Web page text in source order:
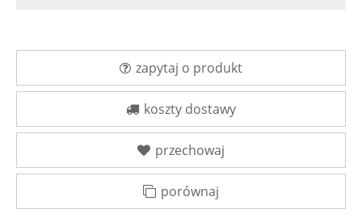
zapytaj o produkt
koszty dostawy
przechowaj
porównaj